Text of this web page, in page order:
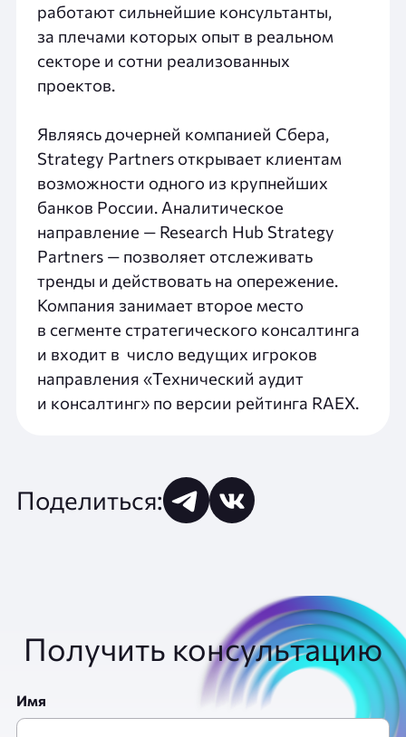
работают сильнейшие консультанты,
за плечами которых опыт в реальном
секторе и сотни реализованных
проектов.
Являясь дочерней компанией Сбера,
Strategy Partners открывает клиентам
возможности одного из крупнейших
банков России. Аналитическое
направление — Research Hub Strategy
Partners — позволяет отслеживать
тренды и действовать на опережение.
Компания занимает второе место
в сегменте стратегического консалтинга
и входит в число ведущих игроков
направления «Технический аудит
и консалтинг» по версии рейтинга RAEX.
Поделиться:
Получить консультацию
Имя